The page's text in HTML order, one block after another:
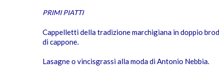
PRIMI PIATTI
Cappelletti della tradizione marchigiana in doppio
di cappone.
Lasagne o vincisgrassi alla moda di Antonio Nebbia.